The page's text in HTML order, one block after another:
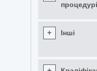
+ Інші